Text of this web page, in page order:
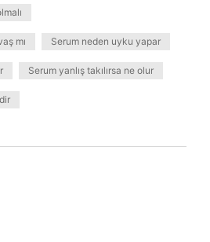
mı Serum neden uyku yapar
Serum yanlış takılırsa ne olur